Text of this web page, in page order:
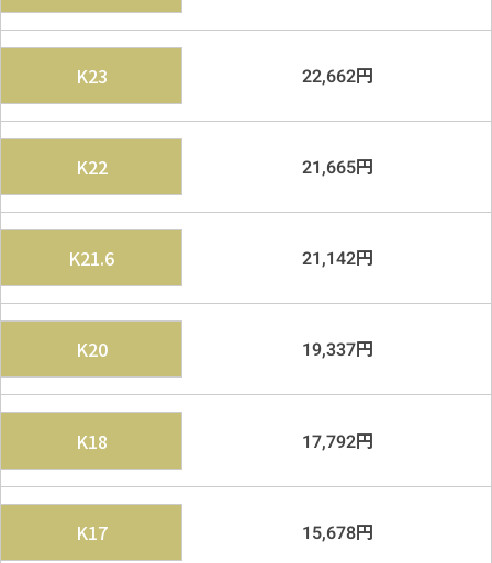
K23 22,662円
K22 21,665円
K21.6 21,142円
K20 19,337円
K18 17,792円
K17 15,678円